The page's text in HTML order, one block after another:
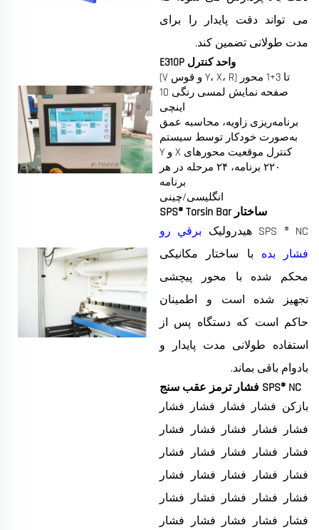
می تواند دقت پایدار را برای
مدت طولانی تضمین کند.
واحد کنترل E310P
تا 3+1 محور (Y، X، R و قوس V)
صفحه نمایش لمسی رنگی 10
اینچی
برنامه‌ریزی زاویه، محاسبه عمق
به‌صورت خودکار توسط سیستم
کنترل موقعیت محورهای X و Y
۲۲۰ برنامه، ۲۴ مرحله در هر
برنامه
انگلیسی/چینی
ساختار SPS® Torsin Bar
SPS ® NC هیدرولیک
برقي رو
فشار بده با ساختار مکانیکی
محکم شده با محور پیچشی
تجهیز شده است و اطمینان
حاکم است که دستگاه پس از
استفاده طولانی مدت پایدار و
بادوام باقی بماند.
SPS® NC فشار ترمز عقب سنج
بازکن فشار فشار فشار فشار
فشار فشار فشار فشار فشار
فشار فشار فشار فشار فشار
فشار فشار فشار فشار فشار
فشار فشار فشار فشار فشار
فشار فشار فشار فشار فشار